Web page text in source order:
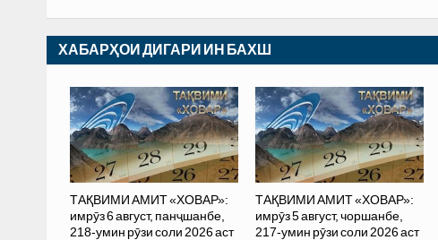
ХАБАРҲОИ ДИГАРИ ИН БАХШ
ТАҚВИМИ АМИТ «ХОВАР»:
имрӯз 6 август, панҷшанбе,
218-умин рӯзи соли 2026 аст
ТАҚВИМИ АМИТ «ХОВАР»:
имрӯз 5 август, чоршанбе,
217-умин рӯзи соли 2026 аст